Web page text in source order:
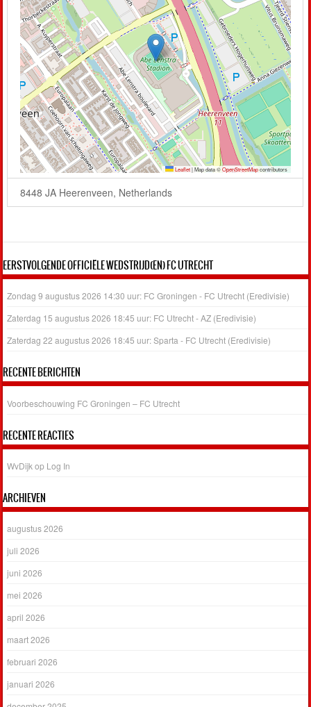
Leaflet|Map data ©OpenStreetMapcontributors
8448 JA Heerenveen, Netherlands
EERSTVOLGENDE OFFICIËLE WEDSTRIJD(EN) FC UTRECHT
Zondag 9 augustus 2026 14:30 uur: FC Groningen - FC Utrecht (Eredivisie)
Zaterdag 15 augustus 2026 18:45 uur: FC Utrecht - AZ (Eredivisie)
Zaterdag 22 augustus 2026 18:45 uur: Sparta - FC Utrecht (Eredivisie)
RECENTE BERICHTEN
Voorbeschouwing FC Groningen – FC Utrecht
RECENTE REACTIES
WvDijk op Log In
ARCHIEVEN
augustus 2026
juli 2026
juni 2026
mei 2026
april 2026
maart 2026
februari 2026
januari 2026